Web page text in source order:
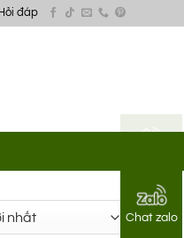
Chat zalo
Hỏi đáp